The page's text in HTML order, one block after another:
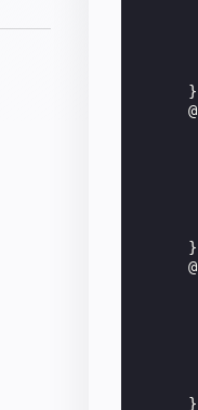
}
@
}
@
}